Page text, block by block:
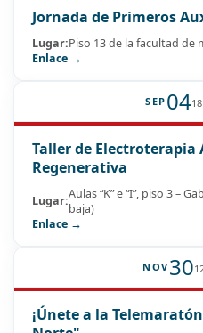
Jornada de Primeros
Lugar:Piso 13 de la facultad de
Enlace →
SEP 04
Taller de Electroterapia
Regenerativa
Lugar:Aulas “K” e “I”, piso 3 –
baja)
Enlace →
NOV 30
¡Únete a la